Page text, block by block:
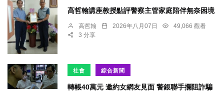
高哲翰講座教授點評警察主管家庭陪伴無奈困境
高哲翰 2026年八月07日
49,066 觀看
3 分享
社會 綜合新聞
轉帳40萬元 邀約女網友見面 警銀聯手攔阻詐騙